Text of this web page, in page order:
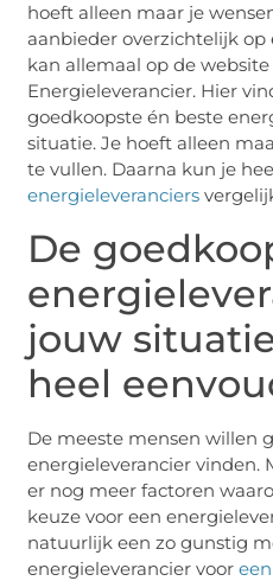
hoeft alleen maar je
aanbieder overzichtelijk
kan allemaal op de
Energieleverancier. Hier
goedkoopste én beste
situatie. Je hoeft alleen
te vullen. Daarna kun je
energieleveranciers
De
jouw
heel
De meeste mensen willen
energieleverancier vinden.
er nog meer factoren
keuze voor een
natuurlijk een zo gunstig
energieleverancier voor